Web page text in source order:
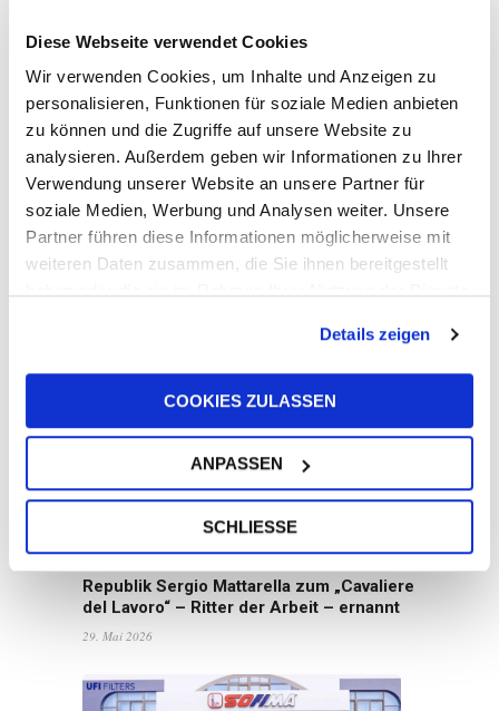
Diese Webseite verwendet Cookies
Wir verwenden Cookies, um Inhalte und Anzeigen zu
personalisieren, Funktionen für soziale Medien anbieten
zu können und die Zugriffe auf unsere Website zu
analysieren. Außerdem geben wir Informationen zu Ihrer
Verwendung unserer Website an unsere Partner für
soziale Medien, Werbung und Analysen weiter. Unsere
Partner führen diese Informationen möglicherweise mit
weiteren Daten zusammen, die Sie ihnen bereitgestellt
Details zeigen
COOKIES ZULASSEN
ANPASSEN
SCHLIESSE
16. Juni 2026
UFI Filters unterstützt Harry King bei
USA
Republik Sergio Mattarella zum „Cavaliere
del Lavoro“ – Ritter der Arbeit – ernannt
29. Mai 2026